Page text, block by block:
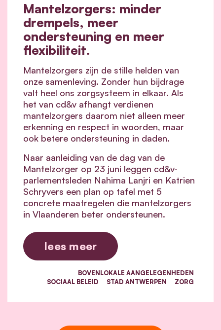
Mantelzorgers: minder
drempels, meer
ondersteuning en meer
flexibiliteit.
Mantelzorgers zijn de stille helden van
onze samenleving. Zonder hun bijdrage
valt heel ons zorgsysteem in elkaar. Als
het van cd&v afhangt verdienen
mantelzorgers daarom niet alleen meer
erkenning en respect in woorden, maar
ook betere ondersteuning in daden.
Naar aanleiding van de dag van de
Mantelzorger op 23 juni leggen cd&v-
parlementsleden Nahima Lanjri en Katrien
Schryvers een plan op tafel met 5
concrete maatregelen die mantelzorgers
in Vlaanderen beter ondersteunen.
lees meer
BOVENLOKALE AANGELEGENHEDEN
SOCIAAL BELEID
STAD ANTWERPEN ZORG